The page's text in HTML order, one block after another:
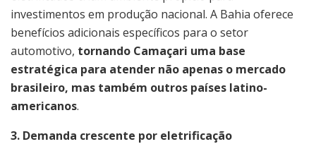
investimentos em produção nacional. A Bahia oferece
benefícios adicionais específicos para o setor
automotivo, tornando Camaçari uma base
estratégica para atender não apenas o mercado
brasileiro, mas também outros países latino-
americanos.
3. Demanda crescente por eletrificação